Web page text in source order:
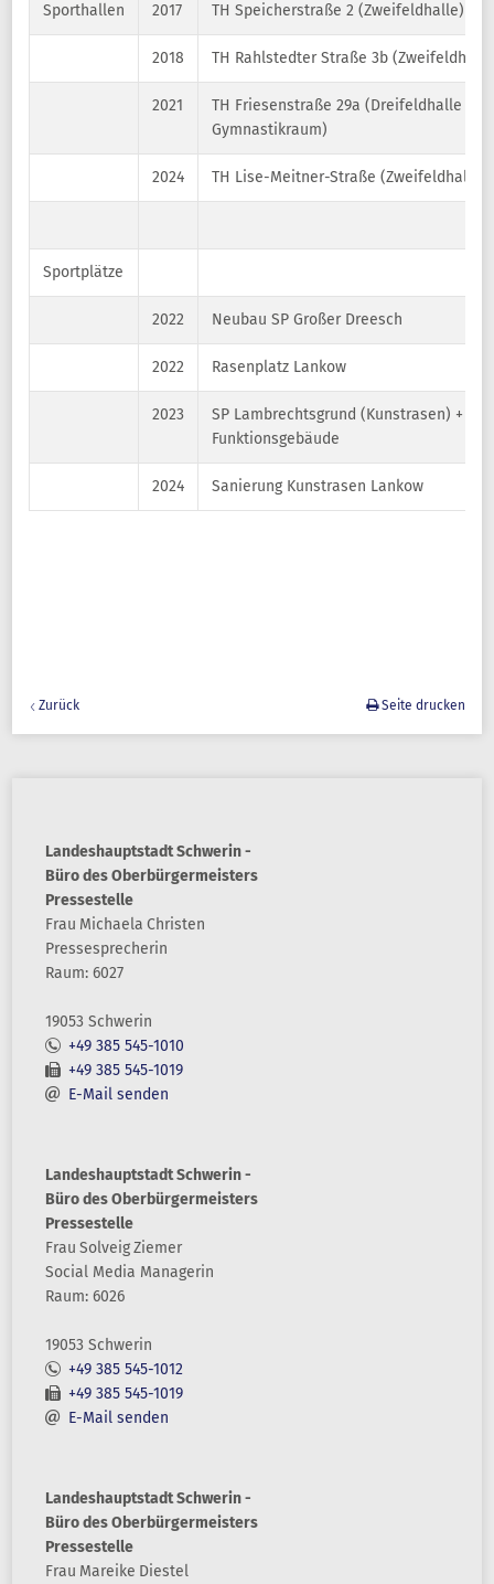
Sporthallen 2017 TH Speicherstraße 2 (Zweifeldhalle)
2018 TH Rahlstedter Straße 3b
2021
TH Friesenstraße 29a (Dreifeldhalle mit
Gymnastikraum)
2024 TH Lise-Meitner-Straße (Zweifeldhalle)
Sportplätze
2022 Neubau SP Großer Dreesch
2022 Rasenplatz Lankow
2023
SP Lambrechtsgrund (Kunstrasen) +
Funktionsgebäude
2024 Sanierung Kunstrasen Lankow
Zurück Seite drucken
Landeshauptstadt Schwerin -
Büro des Oberbürgermeisters
Pressestelle
Frau Michaela Christen
Pressesprecherin
Raum: 6027
19053 Schwerin
+49 385 545-1010
+49 385 545-1019
E-Mail senden
Landeshauptstadt Schwerin -
Büro des Oberbürgermeisters
Pressestelle
Frau SolveigZiemer
Social Media Managerin
Raum: 6026
19053 Schwerin
+49 385 545-1012
+49 385 545-1019
E-Mail senden
Landeshauptstadt Schwerin -
Büro des Oberbürgermeisters
Pressestelle
Frau Mareike Diestel